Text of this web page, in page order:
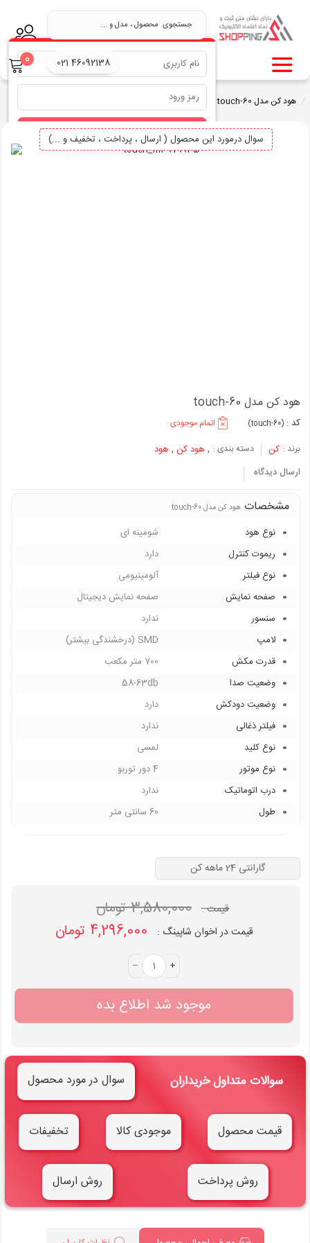
.
ورود
0 021 46092138
هود کن مدل touch-60
سوال درمورد این محصول ( ارسال ، پرداخت ، تخفیف و ...)
هود کن مدل touch-60
کد : (touch-60)
اتمام موجودی
برند : کن دسته بندی : , هود کن , هود
ارسال دیدگاه
مشخصات هود کن مدل touch-60
نوع هود
شومینه ای
ریموت کنترل
دارد
نوع فیلتر
آلومینیومی
صفحه نمایش
صفحه نمایش دیجیتال
سنسور
ندارد
لامپ
SMD (درخشندگی بیشتر)
قدرت مکش
700 متر مکعب
وضعیت صدا
58-63db
وضعیت دودکش
دارد
فیلتر ذغالی
ندارد
نوع کلید
لمسی
نوع موتور
4 دور توربو
درب اتوماتیک
ندارد
طول
60 سانتی متر
گارانتی 24 ماهه کن
قیمت : 3,580,000 تومان
قیمت در اخوان شاپینگ : 4,296,000 تومان
– +
موجود شد اطلاع بده
سوالات متداول خریداران سوال در مورد محصول
قیمت محصول موجودی کالا تخفیفات
روش پرداخت روش ارسال